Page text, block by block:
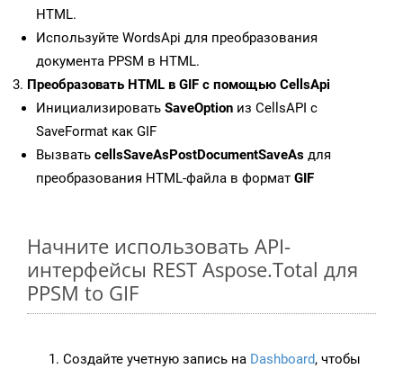
HTML.
Используйте WordsApi для преобразования
документа PPSM в HTML.
Преобразовать HTML в GIF с помощью CellsApi
Инициализировать SaveOption из CellsAPI с
SaveFormat как GIF
Вызвать cellsSaveAsPostDocumentSaveAs для
преобразования HTML-файла в формат GIF
Начните использовать API-
интерфейсы REST Aspose.Total для
PPSM to GIF
Создайте учетную запись на Dashboard, чтобы